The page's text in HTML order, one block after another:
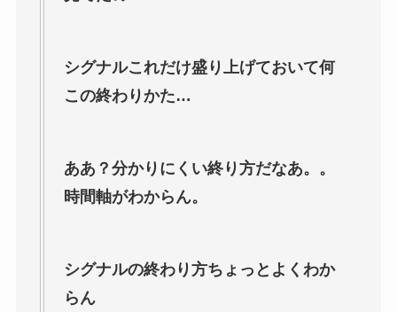
シグナルこれだけ盛り上げておいて何
この終わりかた…
ああ？分かりにくい終り方だなあ。。
時間軸がわからん。
シグナルの終わり方ちょっとよくわか
らん